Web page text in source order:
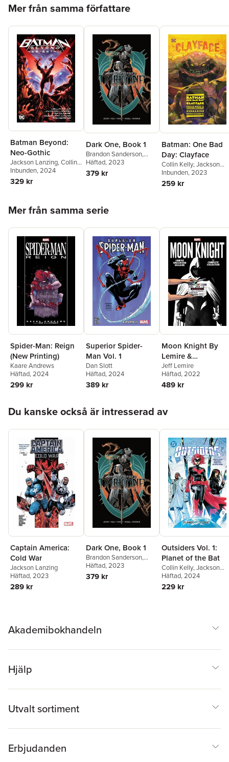
Mer från samma författare
Batman Beyond:
Neo-Gothic
Jackson Lanzing, Collin
Kelly
Inbunden, 2024
329 kr
Dark One, Book 1
Brandon Sanderson,
Jackson Lanzing
Kelly ,Adrian F. Wassel
Häftad, 2023
379 kr
Batman: One Bad
Day: Clayface
Collin Kelly, Jackson
Lanzing
Inbunden, 2023
259 kr
Mer från samma serie
Spider-Man: Reign
(New Printing)
Kaare Andrews
Häftad, 2024
299 kr
Superior Spider-
Man Vol. 1
Dan Slott
Häftad, 2024
389 kr
Moon Knight By
Lemire &
Smallwood: The
Complete
Jeff Lemire
Häftad, 2022
489 kr
Du kanske också är intresserad av
Captain America:
Cold War
Jackson Lanzing
Häftad, 2023
289 kr
Dark One, Book 1
Brandon Sanderson,
Jackson Lanzing
Kelly ,Adrian F. Wassel
Häftad, 2023
379 kr
Outsiders Vol. 1:
Planet of the Bat
Collin Kelly,Jackson
Lanzing
Häftad, 2024
229 kr
Akademibokhandeln
Hjälp
Utvalt sortiment
Erbjudanden